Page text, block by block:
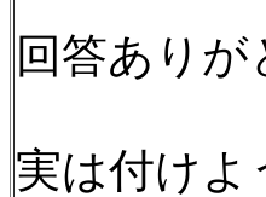
回答あり
実は付けよ